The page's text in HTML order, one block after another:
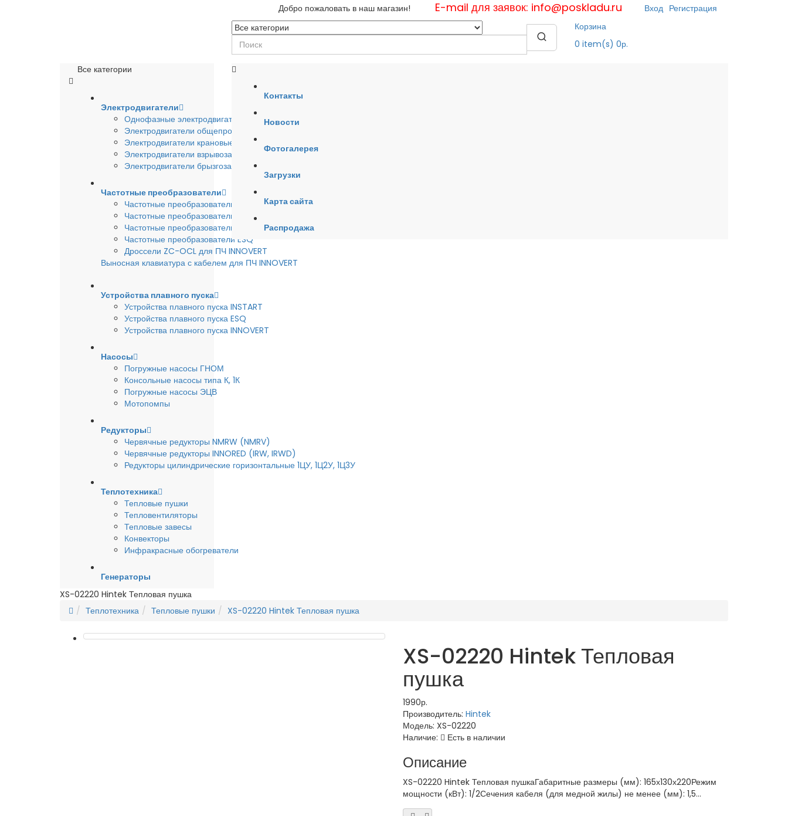
Добро пожаловать в наш магазин! E-mail для заявок: info@poskladu.ru Вход Регистрация
Корзина
0 item(s) 0р.
Все категории
Электродвигатели
Однофазные электродвигатели
Электродвигатели общепромышленные
Электродвигатели крановые
Электродвигатели взрывозащишенные
Электродвигатели брызгозащищенные
Частотные преобразователи
Частотные преобразователи INSTART
Частотные преобразователи INNOVERT
Частотные преобразователи HYUNDAI
Частотные преобразователи ESQ
Дроссели ZC-OCL для ПЧ INNOVERT
Выносная клавиатура с кабелем для ПЧ INNOVERT
Устройства плавного пуска
Устройства плавного пуска INSTART
Устройства плавного пуска ESQ
Устройства плавного пуска INNOVERT
Насосы
Погружные насосы ГНОМ
Консольные насосы типа К, 1К
Погружные насосы ЭЦВ
Мотопомпы
Редукторы
Червячные редукторы NMRW (NMRV)
Червячные редукторы INNORED (IRW, IRWD)
Редукторы цилиндрические горизонтальные 1ЦУ, 1Ц2У, 1Ц3У
Теплотехника
Тепловые пушки
Тепловентиляторы
Тепловые завесы
Конвекторы
Инфракрасные обогреватели
Генераторы
Контакты
Новости
Фотогалерея
Загрузки
Карта сайта
Распродажа
XS-02220 Hintek Тепловая пушка
Теплотехника
Тепловые пушки XS-02220 Hintek Тепловая пушка
XS-02220 Hintek Тепловая
пушка
1990р.
Производитель: Hintek
Модель: XS-02220
Наличие:
Есть в наличии
Описание
XS-02220 Hintek Тепловая пушкаГабаритные размеры (мм): 165х130х220Режим
мощности (кВт): 1/2Сечения кабеля (для медной жилы) не менее (мм): 1,5...